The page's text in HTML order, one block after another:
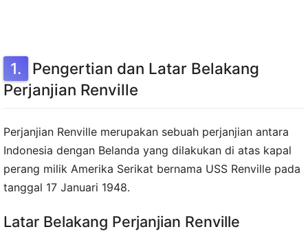
Pengertian dan Latar Belakang
Perjanjian Renville
Perjanjian Renville merupakan sebuah perjanjian antara
Indonesia dengan Belanda yang dilakukan di atas kapal
perang milik Amerika Serikat bernama USS Renville pada
tanggal 17 Januari 1948.
Latar Belakang Perjanjian Renville